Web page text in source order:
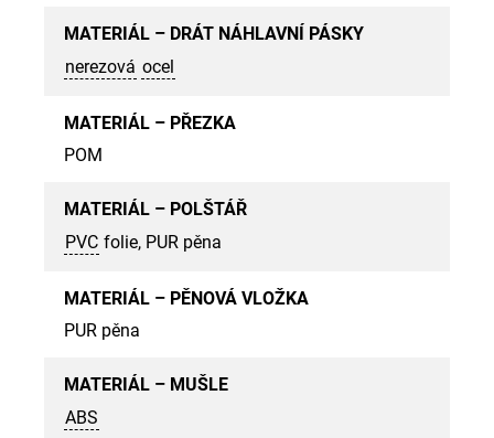
MATERIÁL – DRÁT NÁHLAVNÍ PÁSKY
nerezová ocel
MATERIÁL – PŘEZKA
POM
MATERIÁL – POLŠTÁŘ
PVC folie, PUR pěna
MATERIÁL – PĚNOVÁ VLOŽKA
PUR pěna
MATERIÁL – MUŠLE
ABS